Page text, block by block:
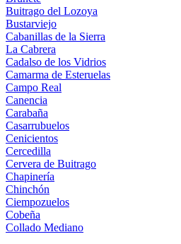
Buitrago del Lozoya
Bustarviejo
Cabanillas de la Sierra
La Cabrera
Cadalso de los Vidrios
Camarma de Esteruelas
Campo Real
Canencia
Carabaña
Casarrubuelos
Cenicientos
Cercedilla
Cervera de Buitrago
Chapinería
Chinchón
Ciempozuelos
Cobeña
Collado Mediano